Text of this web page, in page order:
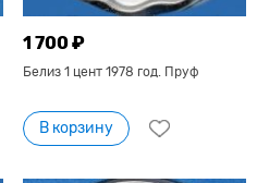
1 700 ₽
Белиз 1 цент 1978 год. Пруф
В корзину